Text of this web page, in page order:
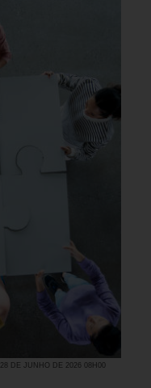
28 DE JUNHO DE 2026 08H00